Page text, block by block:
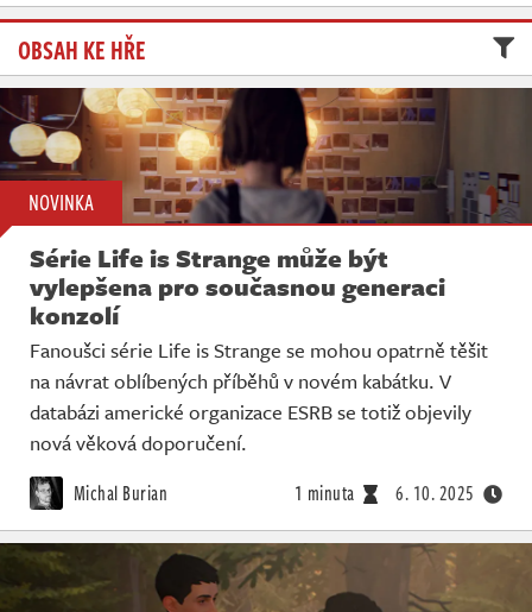
OBSAH KE HŘE
NOVINKA
Série Life is Strange může být
vylepšena pro současnou generaci
konzolí
Fanoušci série Life is Strange se mohou opatrně těšit
na návrat oblíbených příběhů v novém kabátku. V
databázi americké organizace ESRB se totiž objevily
nová věková doporučení.
Michal Burian 1 minuta 6. 10. 2025